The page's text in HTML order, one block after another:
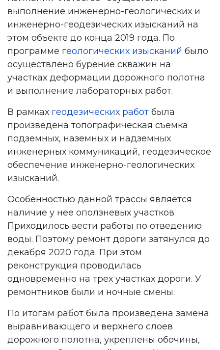
выполнение инженерно-геологических и
инженерно-геодезических изысканий на
этом объекте до конца 2019 года. По
программе геологических изысканий было
осуществлено бурение скважин на
участках деформации дорожного полотна
и выполнение лабораторных работ.
В рамках геодезических работ была
произведена топографическая съемка
подземных, наземных и надземных
инженерных коммуникаций, геодезическое
обеспечение инженерно-геологических
изысканий.
Особенностью данной трассы является
наличие у нее оползневых участков.
Приходилось вести работы по отведению
воды. Поэтому ремонт дороги затянулся до
декабря 2020 года. При этом
реконструкция проводилась
одновременно на трех участках дороги. У
ремонтников были и ночные смены.
По итогам работ была произведена замена
выравнивающего и верхнего слоев
дорожного полотна, укреплены обочины,